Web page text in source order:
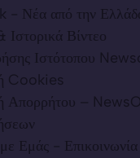
- Νέα από την
Βίντεο
Ιστότοπου
Cookies
Απορρήτου –
Εμάς - Επικοινωνία